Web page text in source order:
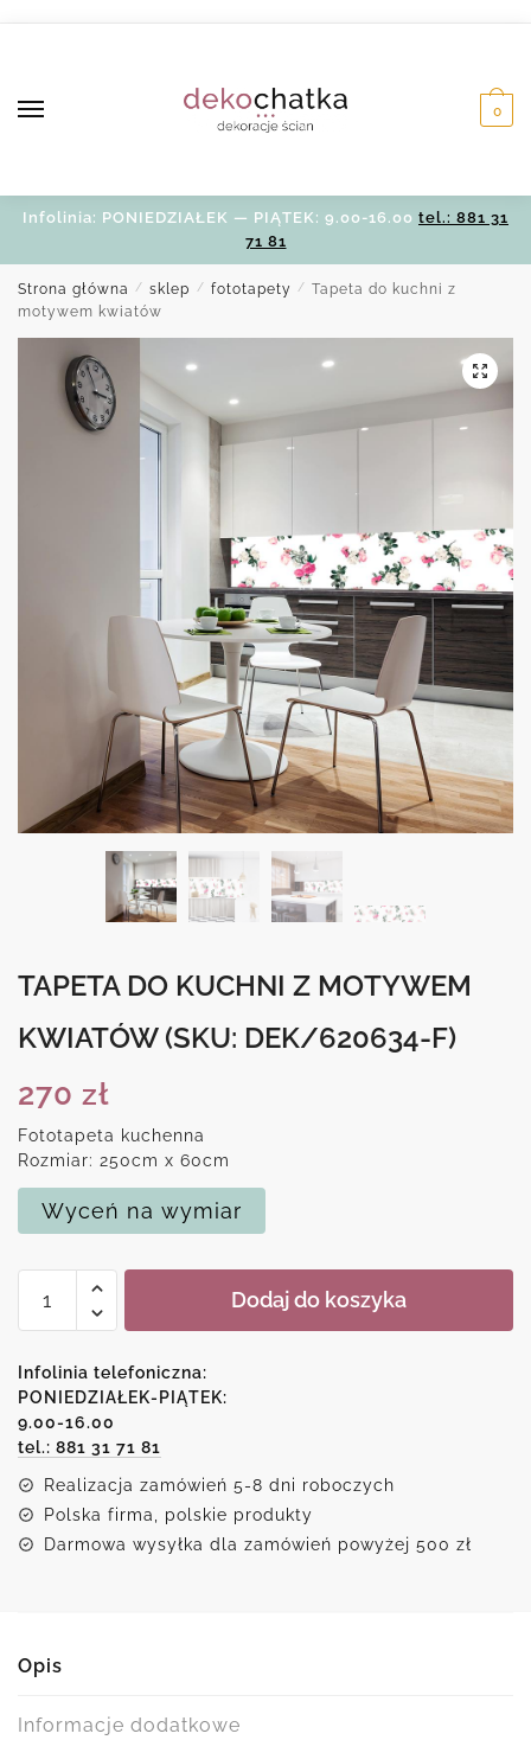
0
Infolinia: PONIEDZIAŁEK — PIĄTEK: 9.00-16.00 tel.: 881 31
71 81
Strona główna / sklep / fototapety / Tapeta do kuchni z
motywem kwiatów
TAPETA DO KUCHNI Z MOTYWEM
KWIATÓW (SKU: DEK/620634-F)
270 zł
Fototapeta kuchenna
Rozmiar: 250cm x 60cm
Wyceń na wymiar
Tapeta
kuchni
z
motywem
kwiatów
Dodaj do koszyka
Infolinia telefoniczna:
PONIEDZIAŁEK-PIĄTEK:
9.00-16.00
tel.: 881 31 71 81
Realizacja zamówień 5-8 dni roboczych
Polska firma, polskie produkty
Darmowa wysyłka dla zamówień powyżej 500 zł
Opis
Informacje dodatkowe